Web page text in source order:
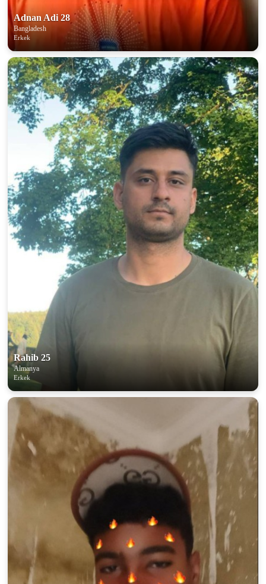
Adnan Adi 28
Bangladesh
Erkek
Rahib 25
Almanya
Erkek